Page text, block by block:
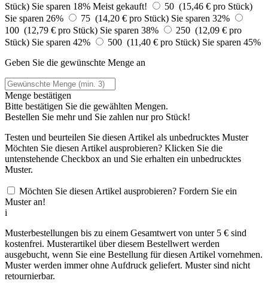
Stück) Sie sparen 18% Meist gekauft!
50 (15,46 € pro Stück)
Sie sparen 26%
75 (14,20 € pro Stück) Sie sparen 32%
100 (12,79 € pro Stück) Sie sparen 38%
250 (12,09 € pro
Stück) Sie sparen 42% 500 (11,40 € pro Stück) Sie sparen 45%
Geben Sie die gewünschte Menge an
Menge bestätigen
Bitte bestätigen Sie die gewählten Mengen.
Bestellen Sie mehr und Sie zahlen nurpro Stück!
Testen und beurteilen Sie diesen Artikel als unbedrucktes Muster
Möchten Sie diesen Artikel ausprobieren? Klicken Sie die
untenstehende Checkbox an und Sie erhalten ein unbedrucktes
Muster.
Möchten Sie diesen Artikel ausprobieren? Fordern Sie ein
Muster an!
i
Musterbestellungen bis zu einem Gesamtwert von unter 5 € sind
kostenfrei. Musterartikel über diesem Bestellwert werden
ausgebucht, wenn Sie eine Bestellung für diesen Artikel vornehmen.
Muster werden immer ohne Aufdruck geliefert. Muster sind nicht
retournierbar.